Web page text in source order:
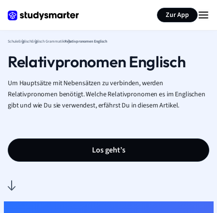
Zur App
SchuleEnglischEnglisch GrammatikRelativpronomen Englisch
Relativpronomen Englisch
Um Hauptsätze mit Nebensätzen zu verbinden, werden
Relativpronomen benötigt. Welche Relativpronomen es im Englischen
gibt und wie Du sie verwendest, erfährst Du in diesem Artikel.
Los geht’s
Seite zusammenfassen